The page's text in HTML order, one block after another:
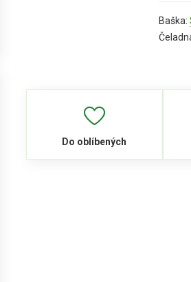
Do oblíbených
Baška: